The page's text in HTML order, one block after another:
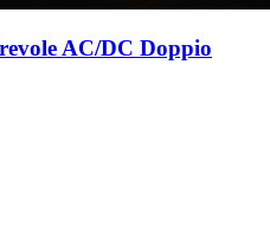
AC/DC Doppio